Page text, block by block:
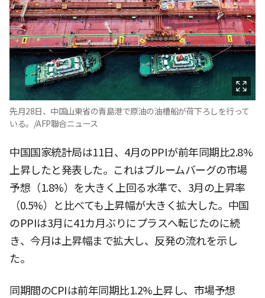
先月28日、中国山東省の青島港で原油の油槽船が荷下ろしを行って
いる。/AFP聯合ニュース
中国国家統計局は11日、4月のPPIが前年同期比2.8%
上昇したと発表した。これはブルームバーグの市場
予想（1.8%）を大きく上回る水準で、3月の上昇率
（0.5%）と比べても上昇幅が大きく拡大した。中国
のPPIは3月に41カ月ぶりにプラスへ転じたのに続
き、今月は上昇幅まで拡大し、反発の流れを示し
た。
同期間のCPIは前年同期比1.2%上昇し、市場予想